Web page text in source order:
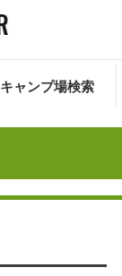
キャンプ場検索